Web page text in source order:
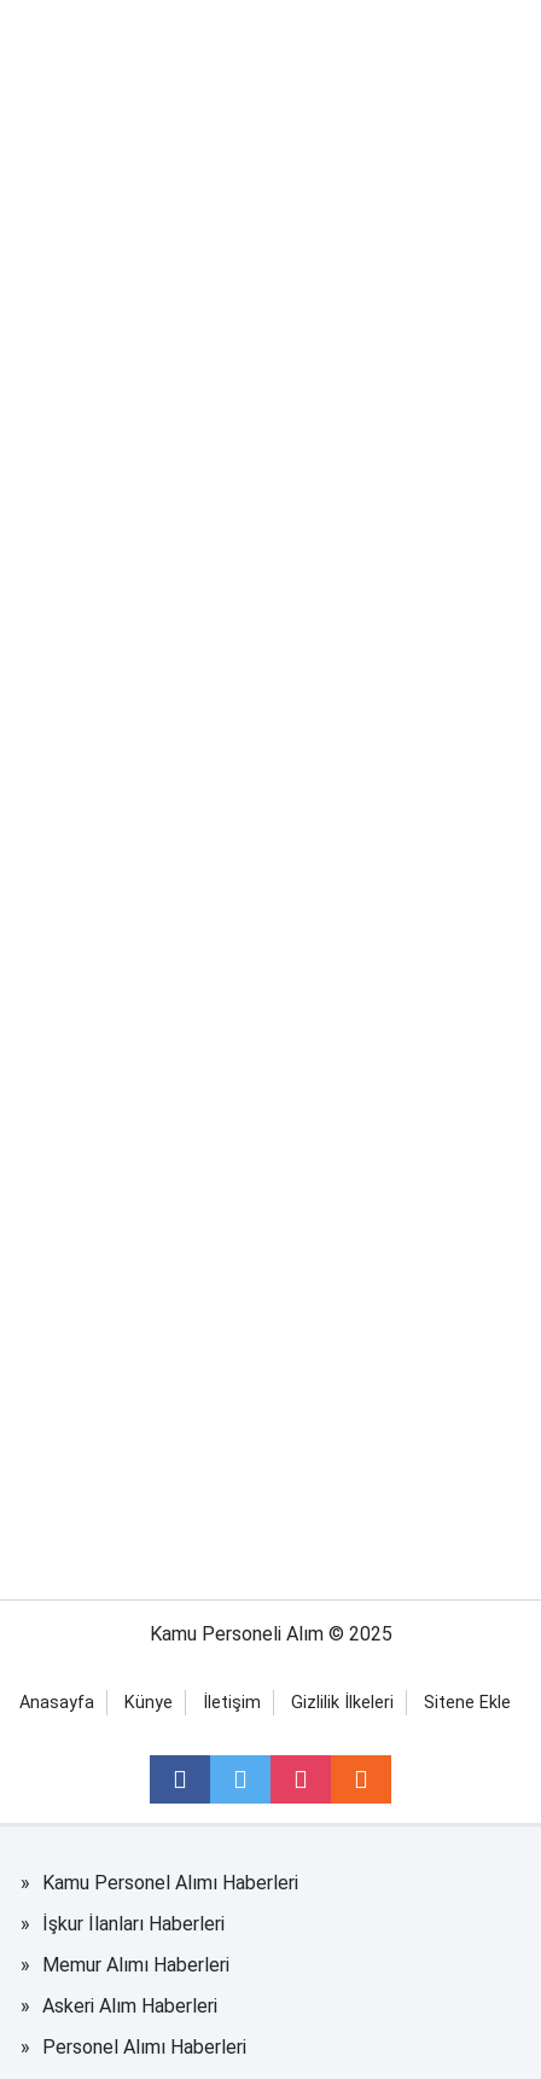
Kamu Personeli Alım © 2025
Anasayfa Künye İletişim Gizlilik İlkeleri Sitene Ekle
Kamu Personel Alımı Haberleri
İşkur İlanları Haberleri
Memur Alımı Haberleri
Askeri Alım Haberleri
Personel Alımı Haberleri